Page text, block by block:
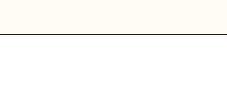
e texto em chinês. Os